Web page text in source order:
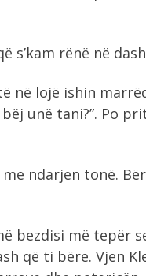
s’kam rënë në
në lojë ishin
unë tani?”. Po
me ndarjen tonë.
bezdisi më tepër
që ti bëre. Vjen